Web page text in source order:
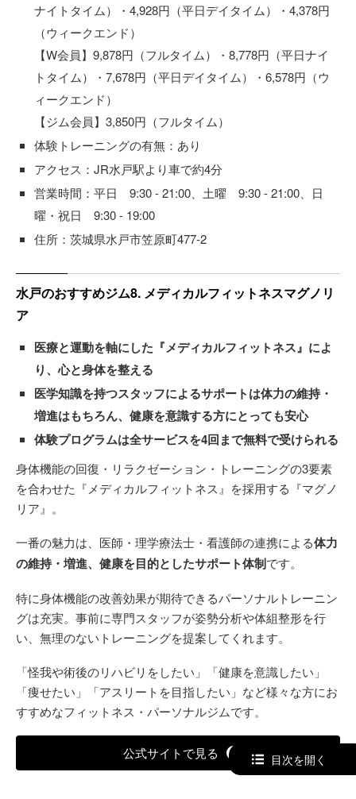
ナイトタイム）・4,928円（平日デイタイム）・4,378円
（ウィークエンド）
【W会員】9,878円（フルタイム）・8,778円（平日ナイ
トタイム）・7,678円（平日デイタイム）・6,578円（ウ
ィークエンド）
【ジム会員】3,850円（フルタイム）
体験トレーニングの有無：あり
アクセス：JR水戸駅より車で約4分
営業時間：平日 9:30 - 21:00、土曜 9:30 - 21:00、日
曜・祝日 9:30 - 19:00
住所：茨城県水戸市笠原町477-2
水戸のおすすめジム8. メディカルフィットネスマグノリ
ア
医療と運動を軸にした『メディカルフィットネス』によ
り、心と身体を整える
医学知識を持つスタッフによるサポートは体力の維持・
増進はもちろん、健康を意識する方にとっても安心
体験プログラムは全サービスを4回まで無料で受けられる
身体機能の回復・リラクゼーション・トレーニングの3要素
を合わせた『メディカルフィットネス』を採用する『マグノ
リア』。
一番の魅力は、医師・理学療法士・看護師の連携による体力
の維持・増進、健康を目的としたサポート体制です。
特に身体機能の改善効果が期待できるパーソナルトレーニン
グは充実。事前に専門スタッフが姿勢分析や体組整形を行
い、無理のないトレーニングを提案してくれます。
「怪我や術後のリハビリをしたい」「健康を意識したい」
「痩せたい」「アスリートを目指したい」など様々な方にお
すすめなフィットネス・パーソナルジムです。
公式サイトで見る 目次を開く